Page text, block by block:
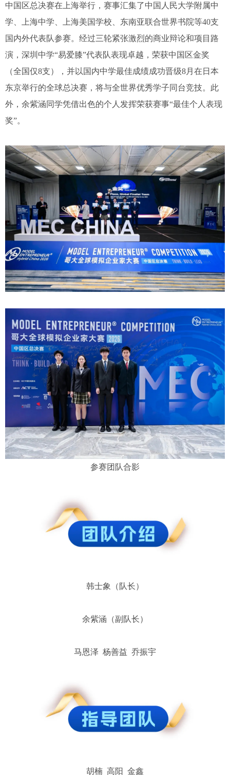
中国区总决赛在上海举行，赛事汇集了中国人民大学附属中
学、上海中学、上海美国学校、东南亚联合世界书院等40支
国内外代表队参赛。经过三轮紧张激烈的商业辩论和项目路
演，深圳中学“易爱膝”代表队表现卓越，荣获中国区金奖
（全国仅8支），并以国内中学最佳成绩成功晋级8月在日本
东京举行的全球总决赛，将与全世界优秀学子同台竞技。此
外，余紫涵同学凭借出色的个人发挥荣获赛事“最佳个人表现
奖”。
参赛团队合影
韩士象（队长）
余紫涵（副队长）
马恩泽 杨善益 乔振宇
胡楠 高阳 金鑫